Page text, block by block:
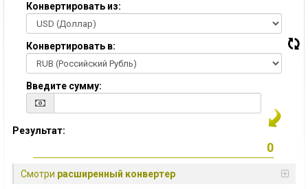
Конвертировать из:
Конвертировать в:
Введите сумму:
Результат:
Смотри расширенный конвертер